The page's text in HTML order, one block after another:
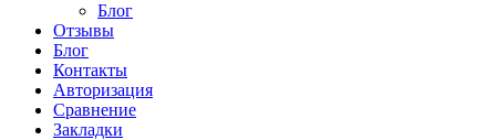
Блог
Отзывы
Блог
Контакты
Авторизация
Сравнение
Закладки